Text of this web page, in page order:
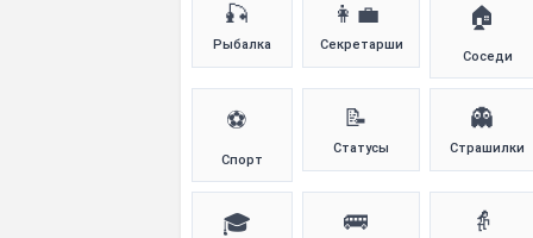
🎣
Рыбалка
👩‍💼
Секретарши
🏠
Соседи
⚽
Спорт
📝
Статусы
👻
Страшилки
🎓 🚌 👵